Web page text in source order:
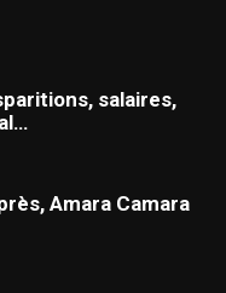
salaires,
Amara Camara